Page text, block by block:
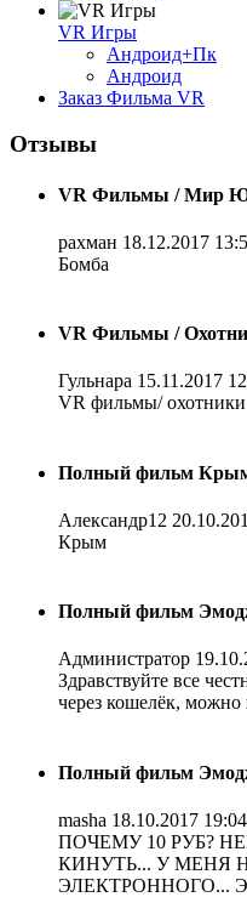
VR Игры
Андроид+Пк
Андроид
Заказ Фильма VR
Отзывы
VR Фильмы / Мир
рахман 18.12.2017
Бомба
VR Фильмы /
Гульнара 15.11.2017
VR фильмы/ охотники
Полный фильм
Александр12
Крым
Полный фильм
Администратор
Здравствуйте все
через кошелёк,
Полный фильм
masha 18.10.2017 19:04
ПОЧЕМУ 10 РУБ?
КИНУТЬ... У МЕНЯ
ЭЛЕКТРОННОГО...